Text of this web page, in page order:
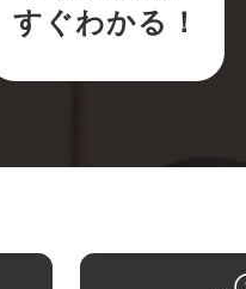
すぐわかる！